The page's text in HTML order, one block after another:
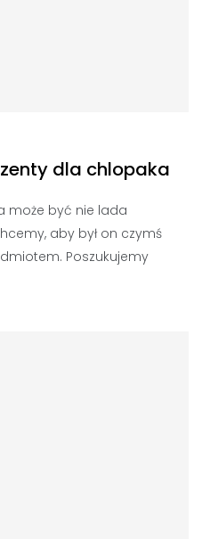
dla chlopaka
może być nie lada
aby był on czymś
Poszukujemy